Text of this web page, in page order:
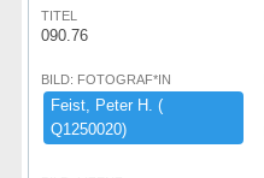
TITEL
090.76
BILD: FOTOGRAF*IN
Feist,​ ​Peter ​H.​ ​(​
Q1250020)​